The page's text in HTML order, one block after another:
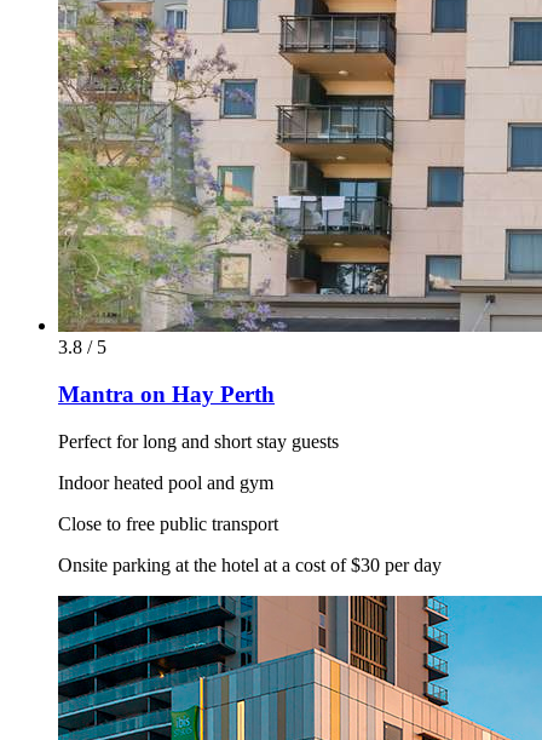
3.8 / 5
Mantra on Hay Perth
Perfect for long and short stay guests
Indoor heated pool and gym
Close to free public transport
Onsite parking at the hotel at a cost of $30 per day